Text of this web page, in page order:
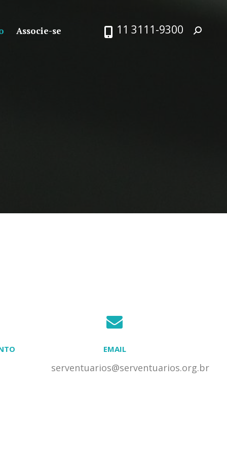
Associe-se 11 3111-9300 Search:
EMAIL
serventuarios@serventuarios.org.br